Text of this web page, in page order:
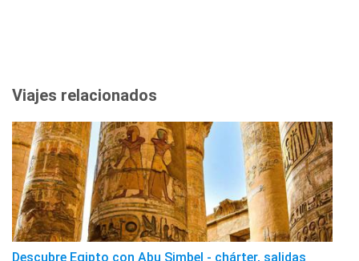
Viajes relacionados
Descubre Egipto con Abu Simbel - chárter, salidas